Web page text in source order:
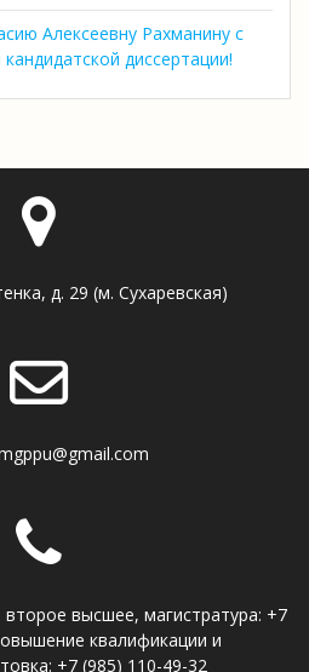
Алексеевну Рахманину с
диссертации!
д. 29 (м. Сухаревская)
высшее, магистратура: +7
квалификации и
+7 (985) 110-49-32